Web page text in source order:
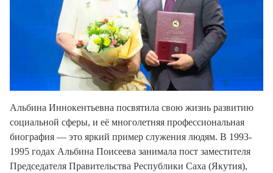
Альбина Иннокентьевна посвятила свою жизнь развитию
социальной сферы, и её многолетняя профессиональная
биография — это яркий пример служения людям. В 1993-
1995 годах Альбина Поисеева занимала пост заместителя
Председателя Правительства Республики Саха (Якутия),